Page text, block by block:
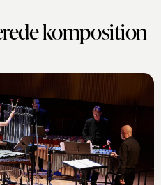
komposition